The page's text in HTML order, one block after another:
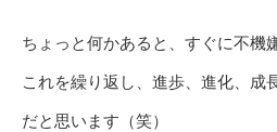
ちょっと何かあると、すぐに不機
これを繰り返し、進歩、進化、成
だと思います（笑）